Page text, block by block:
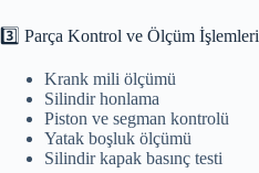
3️⃣ Parça Kontrol ve Ölçüm İşlemleri
Krank mili ölçümü
Silindir honlama
Piston ve segman kontrolü
Yatak boşluk ölçümü
Silindir kapak basınç testi